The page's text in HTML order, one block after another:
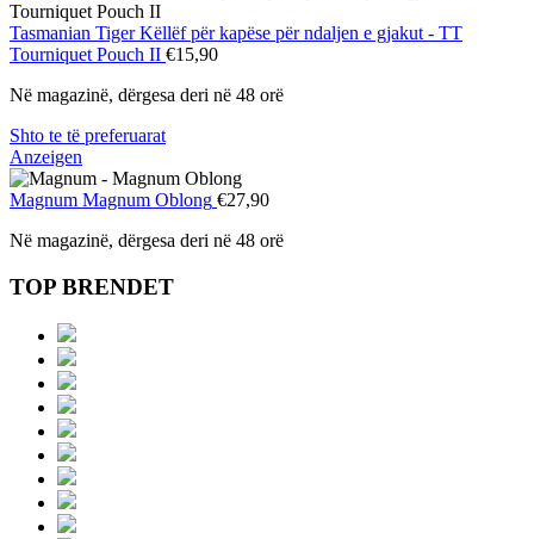
Tasmanian Tiger Këllëf për kapëse për ndaljen e gjakut - TT
Tourniquet Pouch II €15,90
Në magazinë, dërgesa deri në 48 orë
Shto te të preferuarat
Anzeigen
Magnum Magnum Oblong €27,90
Në magazinë, dërgesa deri në 48 orë
TOP BRENDET